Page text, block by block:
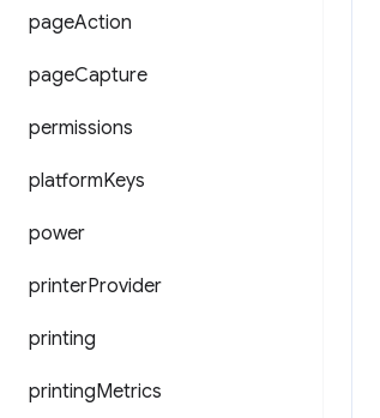
pageAction
pageCapture
permissions
platformKeys
power
printerProvider
printing
printingMetrics